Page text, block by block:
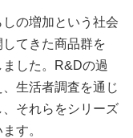
の増加という社会
てきた商品群を
ました。R&Dの過
生活者調査を通じ
それらをシリーズ
す。